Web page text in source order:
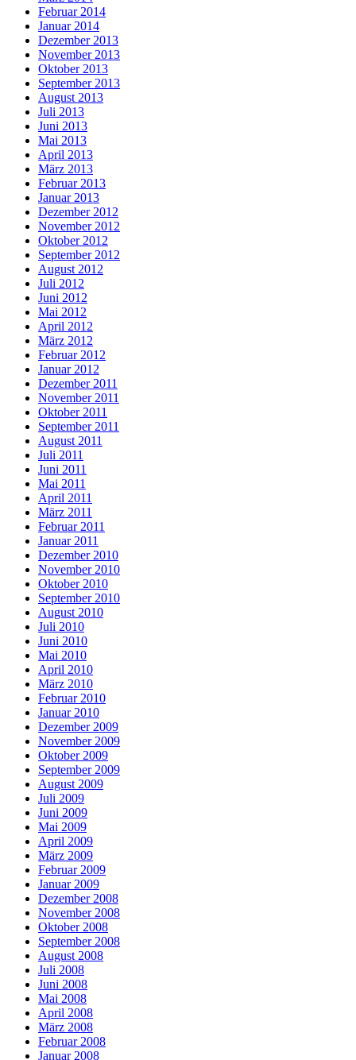
Februar 2014
Januar 2014
Dezember 2013
November 2013
Oktober 2013
September 2013
August 2013
Juli 2013
Juni 2013
Mai 2013
April 2013
März 2013
Februar 2013
Januar 2013
Dezember 2012
November 2012
Oktober 2012
September 2012
August 2012
Juli 2012
Juni 2012
Mai 2012
April 2012
März 2012
Februar 2012
Januar 2012
Dezember 2011
November 2011
Oktober 2011
September 2011
August 2011
Juli 2011
Juni 2011
Mai 2011
April 2011
März 2011
Februar 2011
Januar 2011
Dezember 2010
November 2010
Oktober 2010
September 2010
August 2010
Juli 2010
Juni 2010
Mai 2010
April 2010
März 2010
Februar 2010
Januar 2010
Dezember 2009
November 2009
Oktober 2009
September 2009
August 2009
Juli 2009
Juni 2009
Mai 2009
April 2009
März 2009
Februar 2009
Januar 2009
Dezember 2008
November 2008
Oktober 2008
September 2008
August 2008
Juli 2008
Juni 2008
Mai 2008
April 2008
März 2008
Februar 2008
Januar 2008